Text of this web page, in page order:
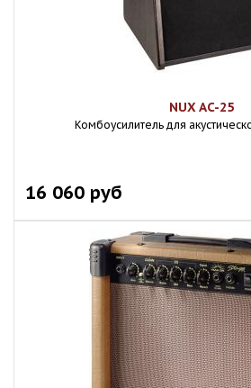
NUX AC-25
Комбоусилитель для
16 060 руб